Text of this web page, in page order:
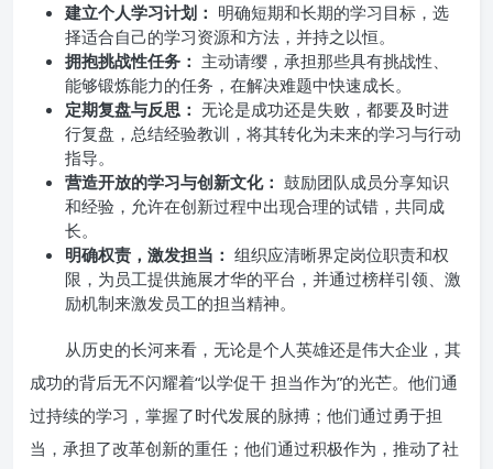
建立个人学习计划： 明确短期和长期的学习目标，选
择适合自己的学习资源和方法，并持之以恒。
拥抱挑战性任务： 主动请缨，承担那些具有挑战性、
能够锻炼能力的任务，在解决难题中快速成长。
定期复盘与反思： 无论是成功还是失败，都要及时进
行复盘，总结经验教训，将其转化为未来的学习与行动
指导。
营造开放的学习与创新文化： 鼓励团队成员分享知识
和经验，允许在创新过程中出现合理的试错，共同成
长。
明确权责，激发担当： 组织应清晰界定岗位职责和权
限，为员工提供施展才华的平台，并通过榜样引领、激
励机制来激发员工的担当精神。
从历史的长河来看，无论是个人英雄还是伟大企业，其
成功的背后无不闪耀着“以学促干 担当作为”的光芒。他们通
过持续的学习，掌握了时代发展的脉搏；他们通过勇于担
当，承担了改革创新的重任；他们通过积极作为，推动了社